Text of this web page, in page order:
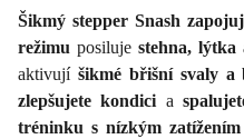
Šikmý stepper Snash
režimu posiluje stehna, lýtka
aktivují šikmé břišní svaly a
zlepšujete kondici a
tréninku s nízkým